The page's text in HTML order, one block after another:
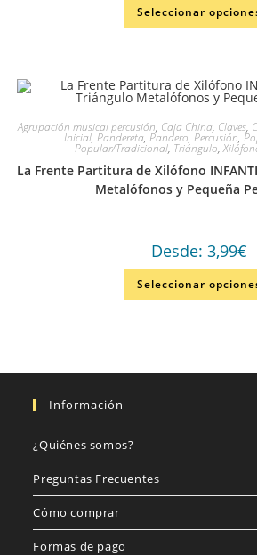
Seleccionar
Agrupación musical percusión, Caja China, Claves,
Inicial, Pandereta, Pandero, Percusión,
Popular/Tradicional, Triángulo,
La Frente Partitura de Xilófono
Metalófonos y Pequeña
Desde: 3,99€
Seleccionar
Información
¿Quiénes somos?
Preguntas Frecuentes
Cómo comprar
Formas de pago